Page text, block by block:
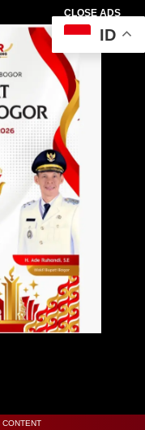
CLOSE ADS
CONTENT
ID